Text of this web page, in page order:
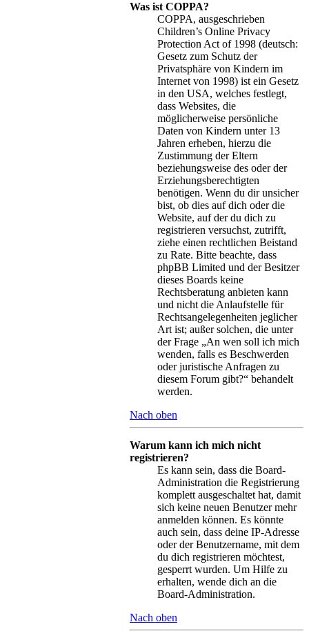
Was ist COPPA?
COPPA, ausgeschrieben
Children’s Online Privacy
Protection Act of 1998 (deutsch:
Gesetz zum Schutz der
Privatsphäre von Kindern im
Internet von 1998) ist ein Gesetz
in den USA, welches festlegt,
dass Websites, die
möglicherweise persönliche
Daten von Kindern unter 13
Jahren erheben, hierzu die
Zustimmung der Eltern
beziehungsweise des oder der
Erziehungsberechtigten
benötigen. Wenn du dir unsicher
bist, ob dies auf dich oder die
Website, auf der du dich zu
registrieren versuchst, zutrifft,
ziehe einen rechtlichen Beistand
zu Rate. Bitte beachte, dass
phpBB Limited und der Besitzer
dieses Boards keine
Rechtsberatung anbieten kann
und nicht die Anlaufstelle für
Rechtsangelegenheiten jeglicher
Art ist; außer solchen, die unter
der Frage „An wen soll ich mich
wenden, falls es Beschwerden
oder juristische Anfragen zu
diesem Forum gibt?“ behandelt
werden.
Nach oben
Warum kann ich mich nicht
registrieren?
Es kann sein, dass die Board-
Administration die Registrierung
komplett ausgeschaltet hat, damit
sich keine neuen Benutzer mehr
anmelden können. Es könnte
auch sein, dass deine IP-Adresse
oder der Benutzername, mit dem
du dich registrieren möchtest,
gesperrt wurden. Um Hilfe zu
erhalten, wende dich an die
Board-Administration.
Nach oben